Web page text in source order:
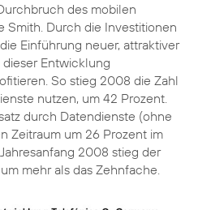
des mobilen
Smith. Durch die Investitionen
Einführung neuer, attraktiver
dieser Entwicklung
So stieg 2008 die Zahl
nutzen, um 42 Prozent.
durch Datendienste (ohne
Zeitraum um 26 Prozent im
2008 stieg der
mehr als das Zehnfache.